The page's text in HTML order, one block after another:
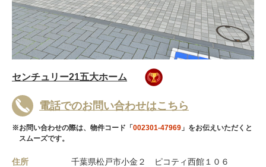
センチュリー21五大ホーム
電話でのお問い合わせはこちら
※お問い合わせの際は、物件コード「 002301-47969 」をお伝えいただくと
スムーズです。
住所
千葉県松戸市小金２ ピコティ西館１０６